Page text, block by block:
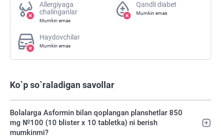
Allergiyaga
chalinganlar
Mumkin emas
Qandli diabet
Mumkin emas
Haydovchilar
Mumkin emas
Ko`p so`raladigan savollar
Bolalarga Asformin bilan qoplangan planshetlar 850
mg №100 (10 blister х 10 tabletka) ni berish
mumkinmi?